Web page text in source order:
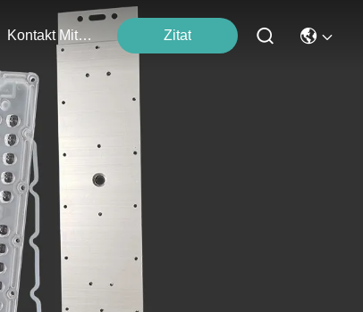
Kontakt Mit Uns Zitat